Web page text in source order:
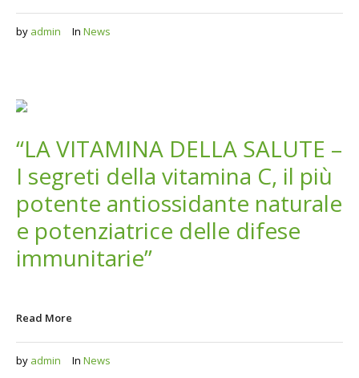
by admin In News
“LA VITAMINA DELLA SALUTE –
I segreti della vitamina C, il più
potente antiossidante naturale
e potenziatrice delle difese
immunitarie”
Read More
by admin In News